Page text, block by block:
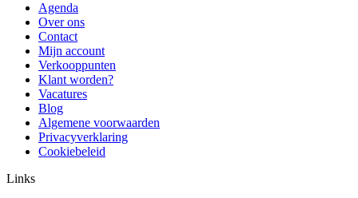
Agenda
Over ons
Contact
Mijn account
Verkooppunten
Klant worden?
Vacatures
Blog
Algemene voorwaarden
Privacyverklaring
Cookiebeleid
Links